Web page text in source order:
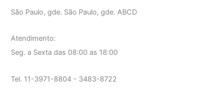
São Paulo, gde. São Paulo, gde. ABCD
Atendimento:
Seg. a Sexta das 08:00 as 18:00
Tel. 11-3971-8804 - 3483-8722